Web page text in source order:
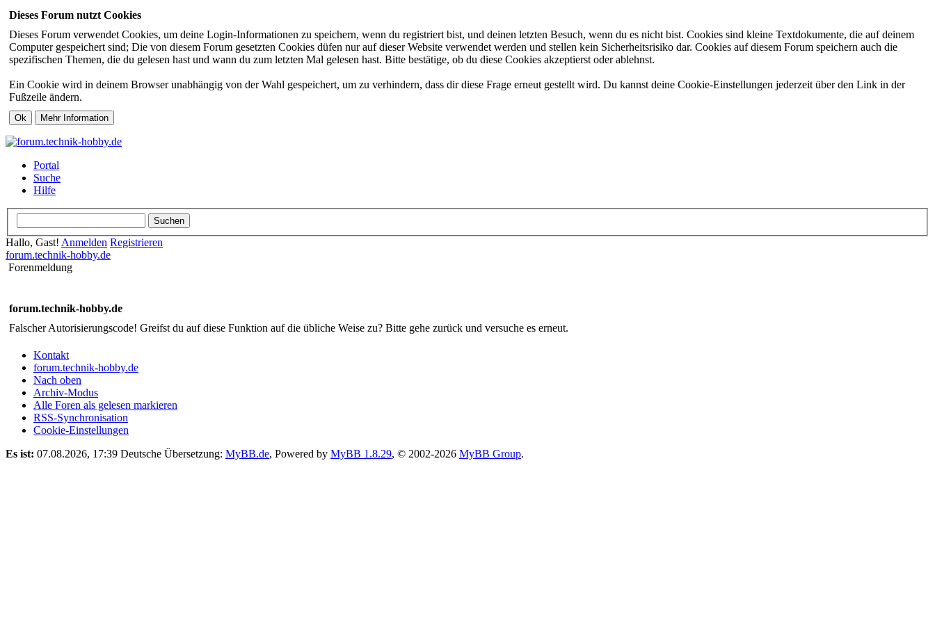
Dieses Forum nutzt Cookies
Dieses Forum verwendet Cookies, um deine Login-Informationen zu speichern, wenn du registriert bist, und deinen letzten Besuch, wenn du es nicht bist. Cookies sind kleine Textdokumente, die auf deinem
Computer gespeichert sind; Die von diesem Forum gesetzten Cookies düfen nur auf dieser Website verwendet werden und stellen kein Sicherheitsrisiko dar. Cookies auf diesem Forum speichern auch die
spezifischen Themen, die du gelesen hast und wann du zum letzten Mal gelesen hast. Bitte bestätige, ob du diese Cookies akzeptierst oder ablehnst.
Ein Cookie wird in deinem Browser unabhängig von der Wahl gespeichert, um zu verhindern, dass dir diese Frage erneut gestellt wird. Du kannst deine Cookie-Einstellungen jederzeit über den Link in der
Fußzeile ändern.
Portal
Suche
Hilfe
Hallo, Gast! Anmelden Registrieren
forum.technik-hobby.de
Forenmeldung
forum.technik-hobby.de
Falscher Autorisierungscode! Greifst du auf diese Funktion auf die übliche Weise zu? Bitte gehe zurück und versuche es erneut.
Kontakt
forum.technik-hobby.de
Nach oben
Archiv-Modus
Alle Foren als gelesen markieren
RSS-Synchronisation
Cookie-Einstellungen
Es ist: 07.08.2026, 17:39 Deutsche Übersetzung: MyBB.de, Powered by MyBB 1.8.29, © 2002-2026 MyBB Group.